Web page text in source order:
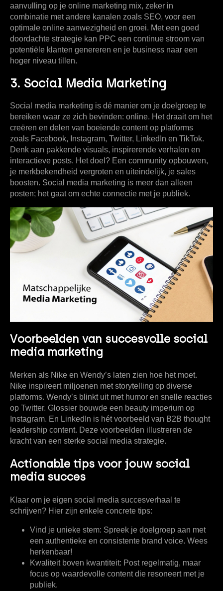
aanvulling op je online marketing mix, zeker in
combinatie met andere kanalen zoals SEO, voor een
optimale online aanwezigheid en groei. Met een goed
doordachte strategie kan PPC een continue stroom van
potentiële klanten genereren en je business naar een
hoger niveau tillen.
3. Social Media Marketing
Social media marketing is dé manier om je doelgroep te
bereiken waar ze zich bevinden: online. Het draait om het
creëren en delen van boeiende content op platforms
zoals Facebook, Instagram, Twitter, LinkedIn en TikTok.
Denk aan pakkende visuals, inspirerende verhalen en
interactieve posts. Het doel? Een community opbouwen,
je merkbekendheid vergroten en uiteindelijk, je sales
boosten. Social media marketing is meer dan alleen
posten; het gaat om echte connectie met je publiek.
Voorbeelden van succesvolle social
media marketing
Merken als Nike en Wendy’s laten zien hoe het moet.
Nike inspireert miljoenen met storytelling op diverse
platforms. Wendy’s blinkt uit met humor en snelle reacties
op Twitter. Glossier bouwde een beauty imperium op
Instagram. En LinkedIn is hét voorbeeld van B2B thought
leadership content. Deze voorbeelden illustreren de
kracht van een sterke social media strategie.
Actionable tips voor jouw social
media succes
Klaar om je eigen social media succesverhaal te
schrijven? Hier zijn enkele concrete tips:
Vind je unieke stem: Spreek je doelgroep aan met
een authentieke en consistente brand voice. Wees
herkenbaar!
Kwaliteit boven kwantiteit: Post regelmatig, maar
focus op waardevolle content die resoneert met je
publiek.